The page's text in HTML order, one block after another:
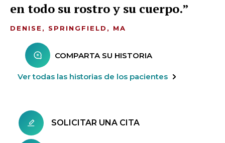
en todo su rostro y su cuerpo.
DENISE, SPRINGFIELD, MA
COMPARTA SU HISTORIA
Ver todas las historias de los pacientes
SOLICITAR UNA CITA